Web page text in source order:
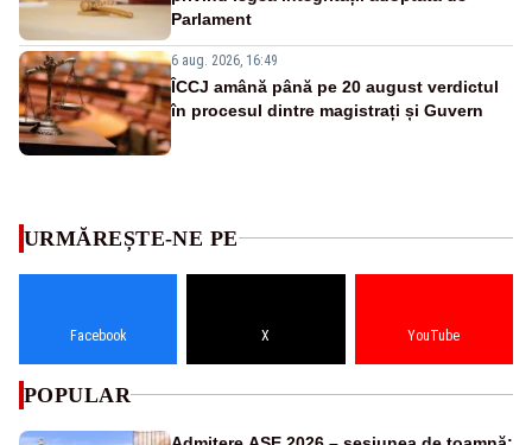
Parlament
6 aug. 2026, 16:49
ÎCCJ amână până pe 20 august verdictul
în procesul dintre magistrați și Guvern
URMĂREȘTE-NE PE
Facebook X YouTube
POPULAR